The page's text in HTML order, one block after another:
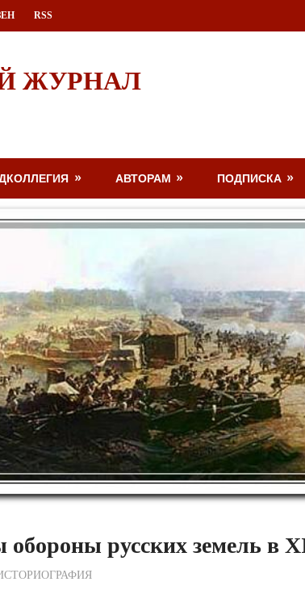
RSS
ЖУРНАЛ
АВТОРАМ ПОДПИСКА
обороны русских земель в
по Редакции